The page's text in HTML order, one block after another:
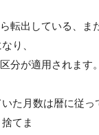
転出している、ま
り、
分が適用されます。
た月数は暦に従っ
てま